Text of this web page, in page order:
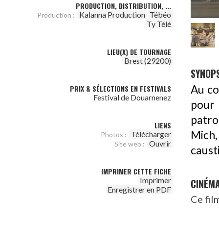
PRODUCTION, DISTRIBUTION, ...
Production : Kalanna Production Tébéo
Ty Télé
LIEU(X) DE TOURNAGE
Brest (29200)
PRIX & SÉLECTIONS EN FESTIVALS
Festival de Douarnenez
LIENS
Photos : Télécharger
Site web : Ouvrir
IMPRIMER CETTE FICHE
Imprimer
Enregistrer en PDF
Au
pour
Ce